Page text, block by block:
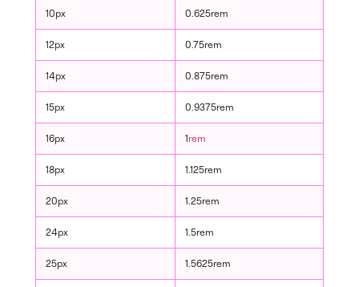
10px 0.625rem
12px 0.75rem
14px 0.875rem
15px 0.9375rem
16px 1rem
18px 1.125rem
20px 1.25rem
24px 1.5rem
25px 1.5625rem